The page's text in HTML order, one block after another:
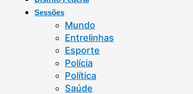
Sessões
Mundo
Entrelinhas
Esporte
Polícia
Política
Saúde